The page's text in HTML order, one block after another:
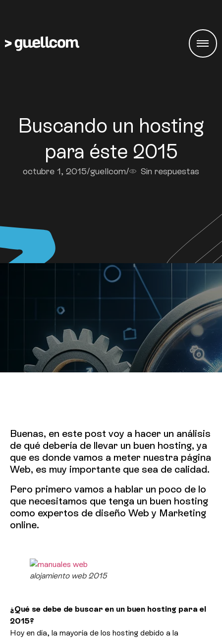
Buscando un hosting
para éste 2015
octubre 1, 2015/guellcom/ Sin respuestas
Buenas, en este post voy a hacer un análisis
de qué debería de llevar un buen hosting, ya
que es donde vamos a meter nuestra página
Web, es muy importante que sea de calidad.
Pero primero vamos a hablar un poco de lo
que necesitamos que tenga un buen hosting
como expertos de diseño Weby Marketing
online.
alojamiento web 2015
¿Qué se debe de buscar en un buen hosting para el
2015?
Hoy en día, la mayoría de los hosting debido a la